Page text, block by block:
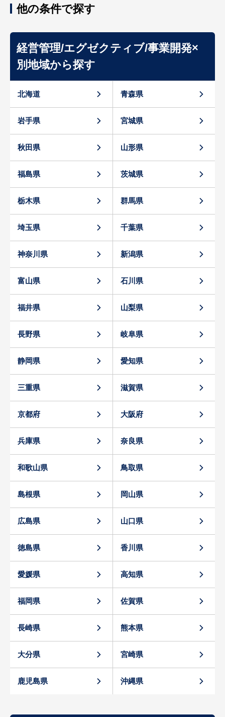
他の条件で探す
経営管理/エグゼクティブ/事業開発×
別地域から探す
北海道 青森県
岩手県 宮城県
秋田県 山形県
福島県 茨城県
栃木県 群馬県
埼玉県 千葉県
神奈川県 新潟県
富山県 石川県
福井県 山梨県
長野県 岐阜県
静岡県 愛知県
三重県 滋賀県
京都府 大阪府
兵庫県 奈良県
和歌山県 鳥取県
島根県 岡山県
広島県 山口県
徳島県 香川県
愛媛県 高知県
福岡県 佐賀県
長崎県 熊本県
大分県 宮崎県
鹿児島県 沖縄県